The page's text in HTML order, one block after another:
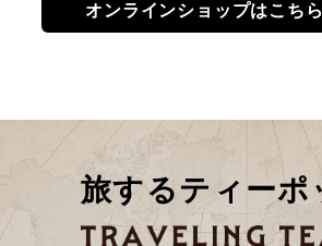
オンラインショップはこちら
旅するティーポ